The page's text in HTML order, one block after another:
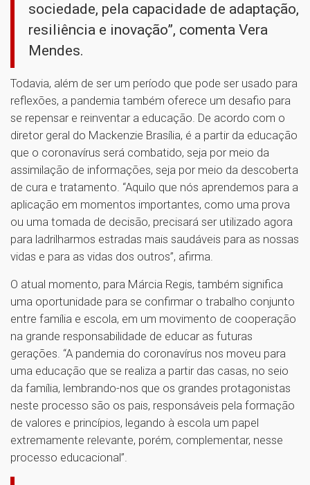
sociedade, pela capacidade de adaptação,
resiliência e inovação”, comenta Vera
Mendes.
Todavia, além de ser um período que pode ser usado para
reflexões, a pandemia também oferece um desafio para
se repensar e reinventar a educação. De acordo com o
diretor geral do Mackenzie Brasília, é a partir da educação
que o coronavírus será combatido, seja por meio da
assimilação de informações, seja por meio da descoberta
de cura e tratamento. “Aquilo que nós aprendemos para a
aplicação em momentos importantes, como uma prova
ou uma tomada de decisão, precisará ser utilizado agora
para ladrilharmos estradas mais saudáveis para as nossas
vidas e para as vidas dos outros”, afirma.
O atual momento, para Márcia Regis, também significa
uma oportunidade para se confirmar o trabalho conjunto
entre família e escola, em um movimento de cooperação
na grande responsabilidade de educar as futuras
gerações. “A pandemia do coronavírus nos moveu para
uma educação que se realiza a partir das casas, no seio
da família, lembrando-nos que os grandes protagonistas
neste processo são os pais, responsáveis pela formação
de valores e princípios, legando à escola um papel
extremamente relevante, porém, complementar, nesse
processo educacional”.